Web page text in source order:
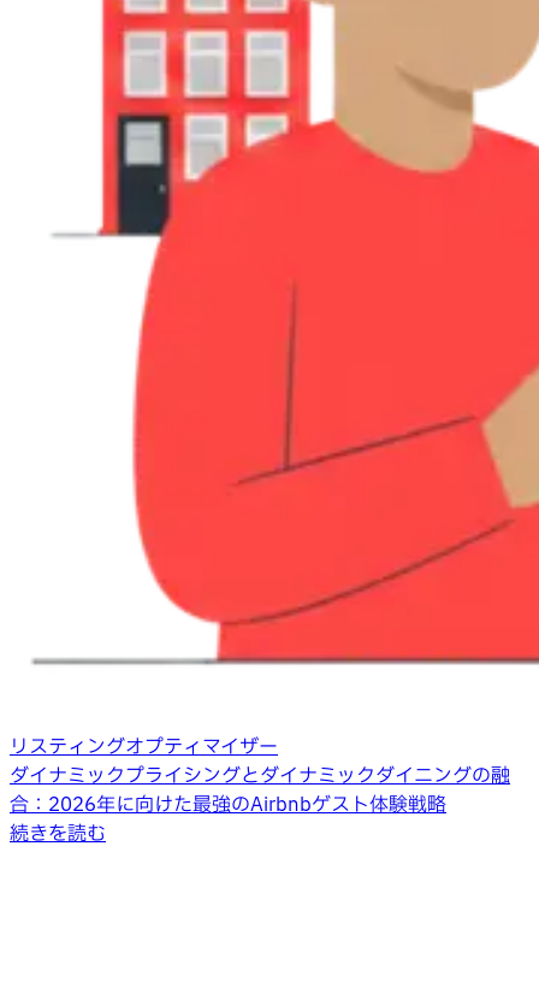
リスティングオプティマイザー
ダイナミックプライシングとダイナミックダイニングの融
合：2026年に向けた最強のAirbnbゲスト体験戦略
続きを読む